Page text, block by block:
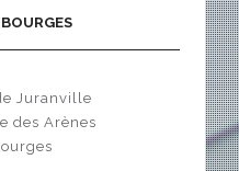
Juranville
des Arènes